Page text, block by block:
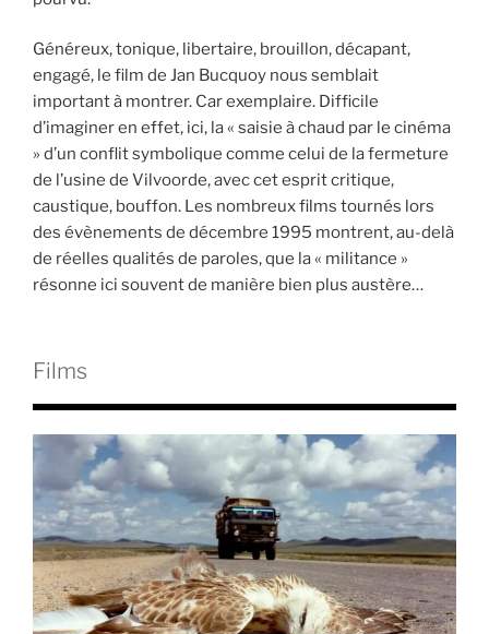
Généreux, tonique, libertaire, brouillon, décapant,
engagé, le film de Jan Bucquoy nous semblait
important à montrer. Car exemplaire. Difficile
d’imaginer en effet, ici, la « saisie à chaud par le cinéma
» d’un conflit symbolique comme celui de la fermeture
de l’usine de Vilvoorde, avec cet esprit critique,
caustique, bouffon. Les nombreux films tournés lors
des évènements de décembre 1995 montrent, au-delà
de réelles qualités de paroles, que la « militance »
résonne ici souvent de manière bien plus austère…
Films